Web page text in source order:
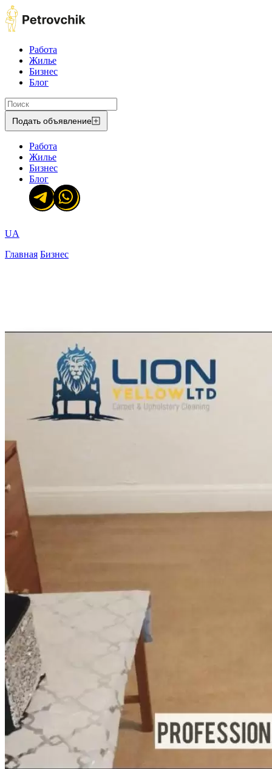
Работа
Жилье
Бизнес
Блог
Подать объявление
Работа
Жилье
Бизнес
Блог
UA
Главная Бизнес